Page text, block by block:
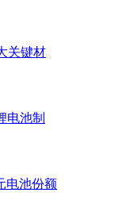
关键材
电池制
电池份额